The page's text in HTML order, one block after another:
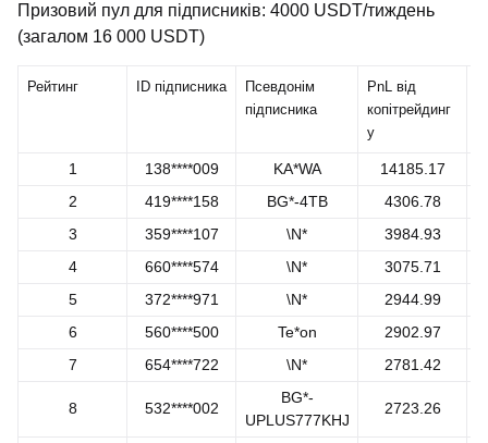
Призовий пул для підписників: 4000 USDT/тиждень
(загалом 16 000 USDT)
Рейтинг ID підписника
Псевдонім
підписника
PnL від
копітрейдинг
у
1 138****009 KA*WA
14185.17
2
419****158 BG*-4TB
4306.78
3
359****107 \N*
3984.93
4
660****574 \N*
3075.71
5
372****971 \N*
2944.99
6
560****500 Te*on
2902.97
7
654****722 \N* 2781.42
8 532****002
BG*-
UPLUS777KHJ
2723.26